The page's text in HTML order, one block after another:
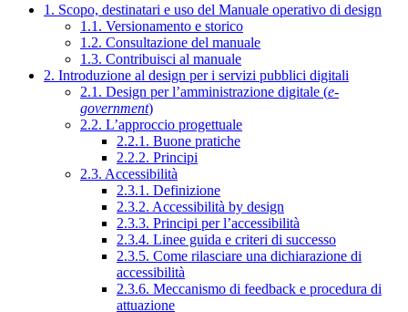
1. Scopo, destinatari e uso del Manuale operativo di design
1.1. Versionamento e storico
1.2. Consultazione del manuale
1.3. Contribuisci al manuale
2. Introduzione al design per i servizi pubblici digitali
2.1. Design per l’amministrazione digitale (e-
government)
2.2. L’approccio progettuale
2.2.1. Buone pratiche
2.2.2. Principi
2.3. Accessibilità
2.3.1. Definizione
2.3.2. Accessibilità by design
2.3.3. Principi per l’accessibilità
2.3.4. Linee guida e criteri di successo
2.3.5. Come rilasciare una dichiarazione di
accessibilità
2.3.6. Meccanismo di feedback e procedura di
attuazione